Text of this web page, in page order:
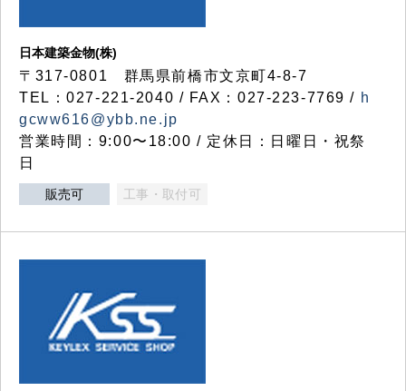
日本建築金物(株)
〒317‐0801 群馬県前橋市文京町4-8-7
TEL：027-221-2040 / FAX：027-223-7769 / h
gcww616@ybb.ne.jp
営業時間：9:00〜18:00 / 定休日：日曜日・祝祭
日
販売可 工事・取付可